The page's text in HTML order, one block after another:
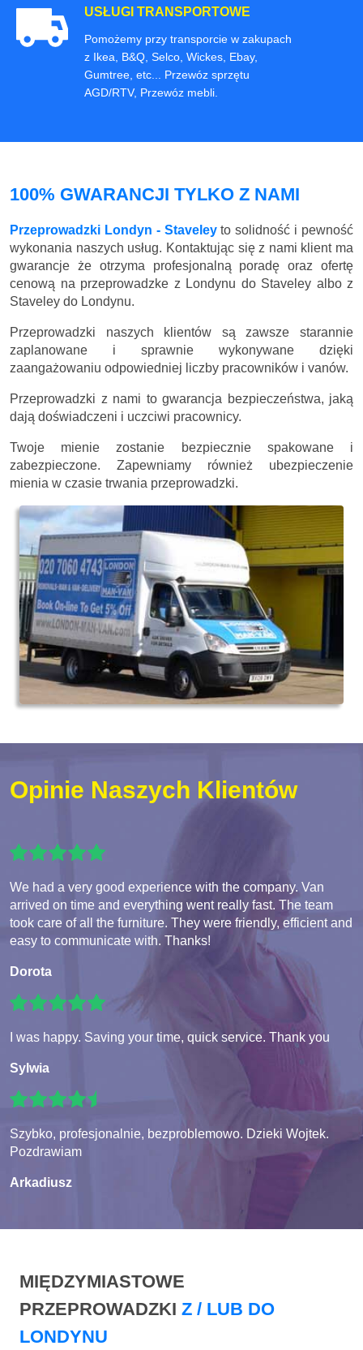
USŁUGI TRANSPORTOWE
Pomożemy przy transporcie w zakupach
z Ikea, B&Q, Selco, Wickes, Ebay,
Gumtree, etc... Przewóz sprzętu
AGD/RTV, Przewóz mebli.
100% GWARANCJI TYLKO Z NAMI
Przeprowadzki Londyn - Staveleyto solidność i pewność
wykonania naszych usług. Kontaktując się z nami klient ma
gwarancje że otrzyma profesjonalną poradę oraz ofertę
cenową na przeprowadzke z Londynu do Staveley albo z
Staveley do Londynu.
Przeprowadzki naszych klientów są zawsze starannie
zaplanowane i sprawnie wykonywane dzięki
zaangażowaniu odpowiedniej liczby pracowników i vanów.
Przeprowadzki z nami to gwarancja bezpieczeństwa, jaką
dają doświadczeni i uczciwi pracownicy.
Twoje mienie zostanie bezpiecznie spakowane i
zabezpieczone. Zapewniamy również ubezpieczenie
mienia w czasie trwania przeprowadzki.
Opinie Naszych Klientów
We had a very good experience with the company. Van
arrived on time and everything went really fast. The team
took care of all the furniture. They were friendly, efficient and
easy to communicate with. Thanks!
Dorota
I was happy. Saving your time, quick service. Thank you
Sylwia
Szybko, profesjonalnie, bezproblemowo. Dzieki Wojtek.
Pozdrawiam
Arkadiusz
MIĘDZYMIASTOWE
PRZEPROWADZKI Z / LUB DO
LONDYNU